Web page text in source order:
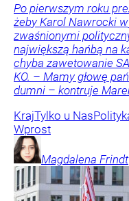
Po pierwszym roku
żeby Karol Nawrocki
zwaśnionymi
największą hańbą na
chyba zawetowanie
KO. – Mamy głowę
dumni – kontruje
KrajTylko u Nas
Wprost
Magdalena Frindt